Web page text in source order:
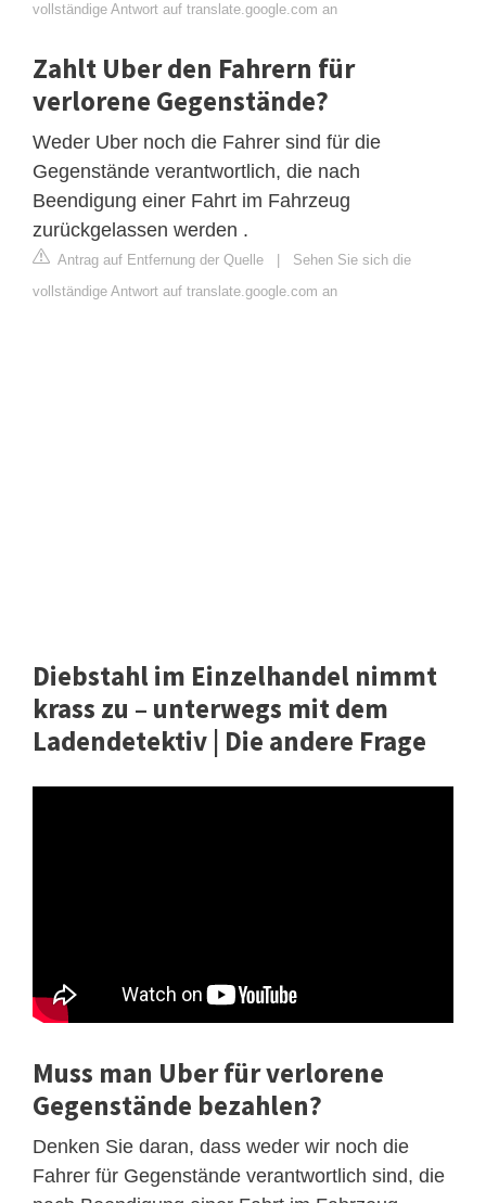
vollständige Antwort auf translate.google.com an
Zahlt Uber den Fahrern für
verlorene Gegenstände?
Weder Uber noch die Fahrer sind für die
Gegenstände verantwortlich, die nach
Beendigung einer Fahrt im Fahrzeug
zurückgelassen werden .
Antrag auf Entfernung der Quelle
Sehen Sie sich die
vollständige Antwort auf translate.google.com an
Diebstahl im Einzelhandel nimmt
krass zu – unterwegs mit dem
Ladendetektiv | Die andere Frage
Muss man Uber für verlorene
Gegenstände bezahlen?
Denken Sie daran, dass weder wir noch die
Fahrer für Gegenstände verantwortlich sind, die